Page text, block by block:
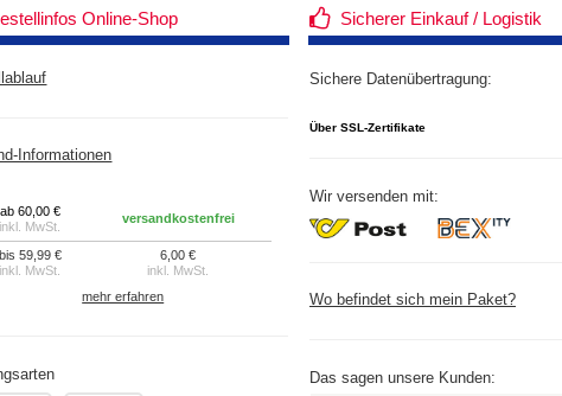
Online-Shop
Informationen
ab 60,00 €
inkl. MwSt.
versandkostenfrei
bis 59,99 €
inkl. MwSt.
6,00 €
inkl. MwSt.
mehr erfahren
Sicherer Einkauf / Logistik
Sichere Datenübertragung:
Über SSL-Zertifikate
Wir versenden mit:
Wo befindet sich mein Paket?
Das sagen unsere Kunden: